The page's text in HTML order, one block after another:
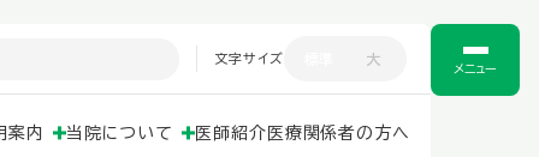
案内 当院について 医師紹介 医療関係者の方へ
文字サイズ 大
メニュー